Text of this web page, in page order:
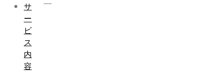
サ
ー
ビ
ス
内
容